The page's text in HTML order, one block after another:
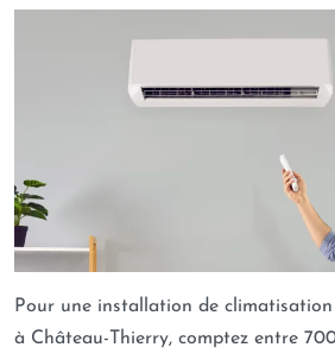
Pour une installation de
à Château-Thierry, comptez entre